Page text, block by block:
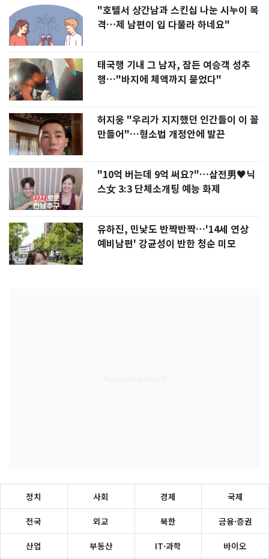
"호텔서 상간남과 스킨십 나눈 시누이 목
격…제 남편이 입 다물라 하네요"
태국행 기내 그 남자, 잠든 여승객 성추
행…"바지에 체액까지 묻었다"
허지웅 "우리가 지지했던 인간들이 이 꼴
만들어"…형소법 개정안에 발끈
"10억 버는데 9억 써요?"…삼전男♥닉
스女 3:3 단체소개팅 예능 화제
유하진, 민낯도 반짝반짝…'14세 연상
예비남편' 강균성이 반한 청순 미모
정치 사회 경제 국제
전국 외교 북한 금융·증권
산업 부동산 IT·과학 바이오